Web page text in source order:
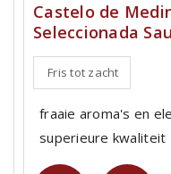
Castelo de
Seleccionada
Fris tot zacht
fraaie aroma's en
superieure kwaliteit